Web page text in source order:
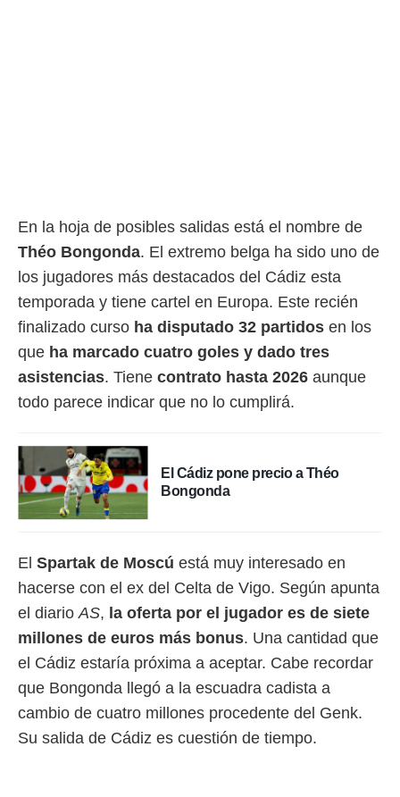
se
para
ni para
o
aunque
Puedes
a
abono
únicos
similares
como
este sitio
de
En la hoja de posibles salidas está el nombre de
Théo Bongonda. El extremo belga ha sido uno de
los jugadores más destacados del Cádiz esta
temporada y tiene cartel en Europa. Este recién
finalizado curso ha disputado 32 partidos en los
que ha marcado cuatro goles y dado tres
asistencias. Tiene contrato hasta 2026 aunque
todo parece indicar que no lo cumplirá.
El Cádiz pone precio a Théo
Bongonda
El Spartak de Moscú está muy interesado en
hacerse con el ex del Celta de Vigo. Según apunta
el diarioAS, la oferta por el jugador es de siete
millones de euros más bonus. Una cantidad que
el Cádiz estaría próxima a aceptar. Cabe recordar
que Bongonda llegó a la escuadra cadista a
cambio de cuatro millones procedente del Genk.
Su salida de Cádiz es cuestión de tiempo.